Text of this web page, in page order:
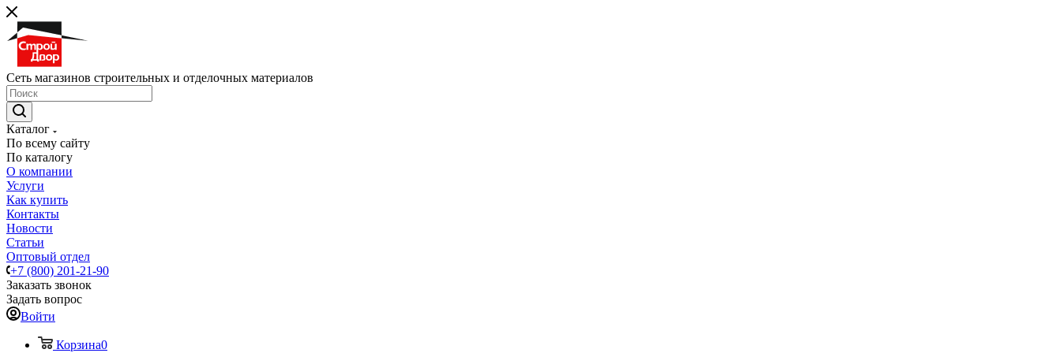
Сеть магазинов строительных и отделочных материалов
Каталог
По всему сайту
По каталогу
О компании
Услуги
Как купить
Контакты
Новости
Статьи
Оптовый отдел
+7 (800) 201-21-90
Заказать звонок
Задать вопрос
Войти
Корзина0